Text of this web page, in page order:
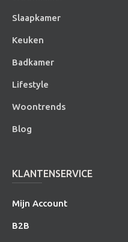
Slaapkamer
Keuken
Badkamer
Lifestyle
Woontrends
Blog
KLANTENSERVICE
Mijn Account
B2B